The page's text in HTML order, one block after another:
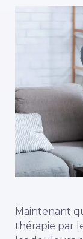
Maintenant
thérapie par